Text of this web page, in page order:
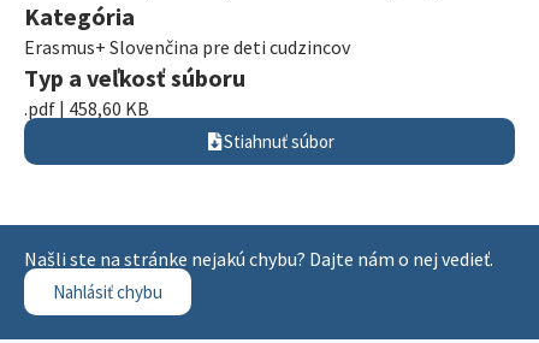
Kategória
Erasmus+ Slovenčina pre deti cudzincov
Typ a veľkosť súboru
.pdf | 458,60 KB
Stiahnuť súbor
Našli ste na stránke nejakú chybu? Dajte nám o nej vedieť.
Nahlásiť chybu